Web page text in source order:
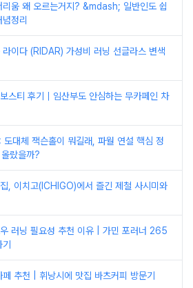
리움 왜 오르는거지? &mdash; 일반인도 쉽
정리
라이다 (RIDAR) 가성비 러닝 선글라스 변색
스티 후기｜임산부도 안심하는 무카페인 차
대체 잭슨홀이 뭐길래, 파월 연설 핵심 정
랐을까?
, 이치고(ICHIGO)에서 즐긴 제철 사시미와
러닝 필요성 추천 이유 | 가민 포러너 265
추천 | 휘낭시에 맛집 바츠커피 방문기